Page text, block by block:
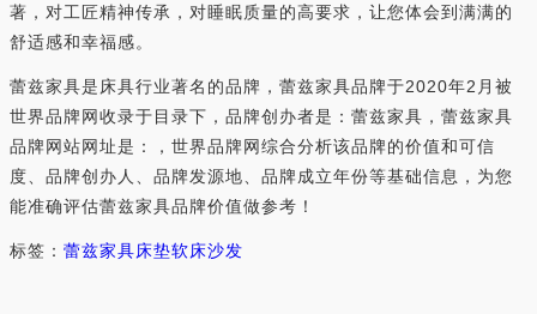
著，对工匠精神传承，对睡眠质量的高要求，让您体会到满满的
舒适感和幸福感。
蕾兹家具是床具行业著名的品牌，蕾兹家具品牌于2020年2月被
世界品牌网收录于目录下，品牌创办者是：蕾兹家具，蕾兹家具
品牌网站网址是：，世界品牌网综合分析该品牌的价值和可信
度、品牌创办人、品牌发源地、品牌成立年份等基础信息，为您
能准确评估蕾兹家具品牌价值做参考！
标签： 蕾兹家具床垫软床沙发